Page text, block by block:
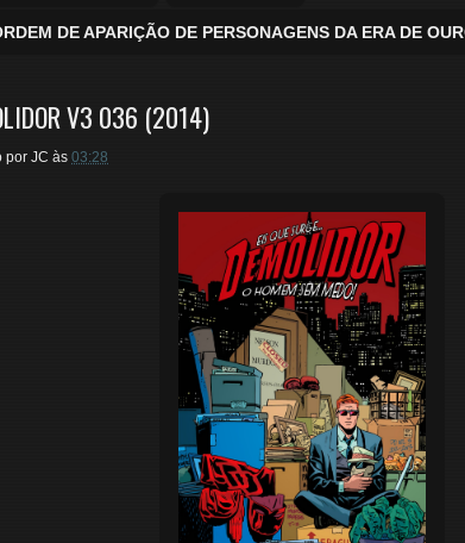
DE APARIÇÃO DE PERSONAGENS DA ERA DE
V3 036 (2014)
por JC às 03:28